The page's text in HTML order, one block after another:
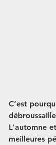
C’est
L'automne
meilleures